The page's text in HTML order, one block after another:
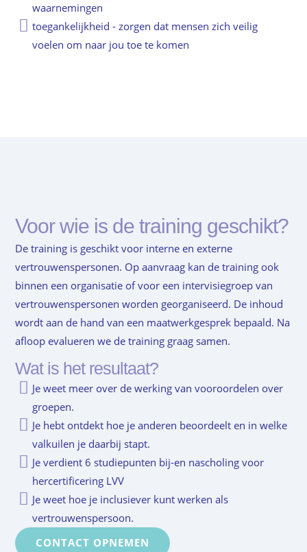
waarnemingen
toegankelijkheid - zorgen dat mensen zich veilig
voelen om naar jou toe te komen
Voor wie is de training geschikt?
De training is geschikt voor interne en externe
vertrouwenspersonen. Op aanvraag kan de training ook
binnen een organisatie of voor een intervisiegroep van
vertrouwenspersonen worden georganiseerd. De inhoud
wordt aan de hand van een maatwerkgesprek bepaald. Na
afloop evalueren we de training graag samen.
Wat is het resultaat?
Je weet meer over de werking van vooroordelen over
groepen.
Je hebt ontdekt hoe je anderen beoordeelt en in welke
valkuilen je daarbij stapt.
Je verdient 6 studiepunten bij-en nascholing voor
hercertificering LVV
Je weet hoe je inclusiever kunt werken als
vertrouwenspersoon.
CONTACT OPNEMEN